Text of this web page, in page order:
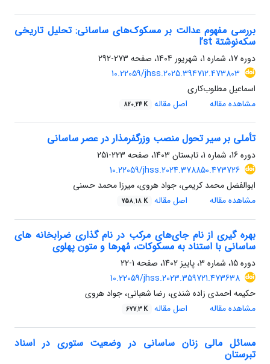
بررسی مفهوم عدالت بر مسکوک‌های ساسانی: تحلیل تاریخی
سکه‌نوشتة l’st
دوره 17، شماره 1، شهریور 1404، صفحه
273-292
10.22059/jhss.2025.394712.473803
اسماعیل مطلوب‌کاری
مشاهده مقاله
اصل مقاله 820.24 K
تأملی بر سیر تحول منصب وزرگفرمذار در عصر ساسانی
دوره 16، شماره 1، تابستان 1403، صفحه
223-251
10.22059/jhss.2024.378850.473726
ابوالفضل محمد کریمی، جواد هروی، میرزا محمد حسنی
مشاهده مقاله
اصل مقاله 758.18 K
بهره گیری از نام جای‌های مرکب در نام گذاری ضرابخانه های
ساسانی با استناد به مسکوکات، مُهرها و متون پهلوی
دوره 15، شماره 3، پاییز 1402، صفحه
1-22
10.22059/jhss.2023.359721.473638
حکیمه احمدی زاده شندی، رضا شعبانی، جواد هروی
مشاهده مقاله
اصل مقاله 677.3 K
مسائل مالی زنان ساسانی در وضعیت ستوری در اسناد
تبرستان